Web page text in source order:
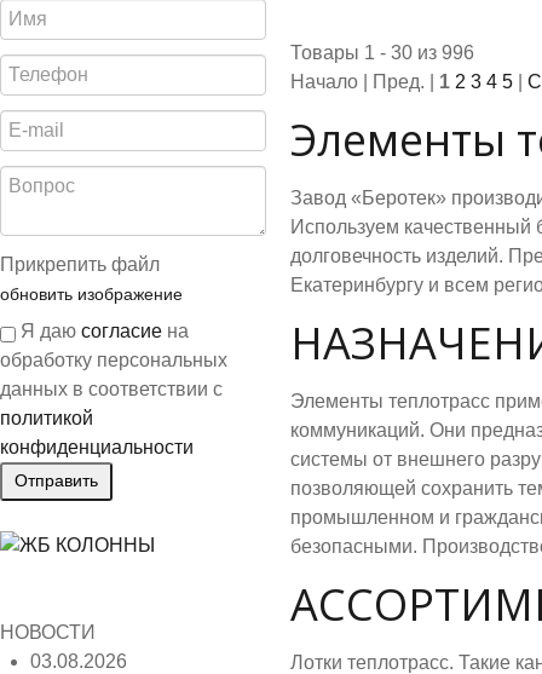
Прикрепить файл
обновить изображение
Я даю согласие на
обработку персональных
данных в соответствии с
политикой
конфиденциальности
НОВОСТИ
03.08.2026
Товары 1 - 30 из 996
Начало | Пред. | 1 2 3 4 5
Элементы
Завод «Беротек»
Используем качественный
долговечность изделий.
Екатеринбургу и всем
Элементы теплотрасс
коммуникаций. Они
системы от внешнего
позволяющей сохранить
промышленном и
безопасными.
Лотки теплотрасс. Такие